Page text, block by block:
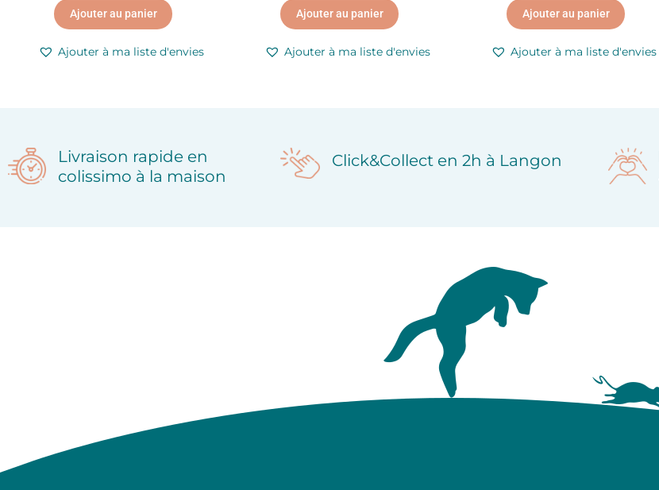
Ajouter au panier
Ajouter à ma liste d'envies
Ajouter au panier
Ajouter à ma liste d'envies
Ajouter au panier
Ajouter à ma liste d'envies
Livraison rapide en
colissimo à la maison
Click&Collect en 2h à Langon